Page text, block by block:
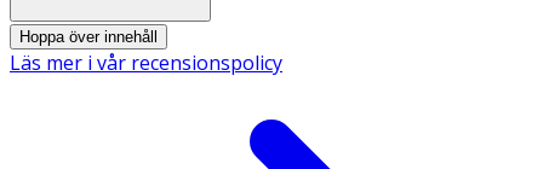
- Skölj av borsten efter användning så håller den sig
fräsch längre.
- Undvik att böja metallen i själva borsten eftersom detta
Hoppa över innehåll
Läs mer i vår recensionspolicy